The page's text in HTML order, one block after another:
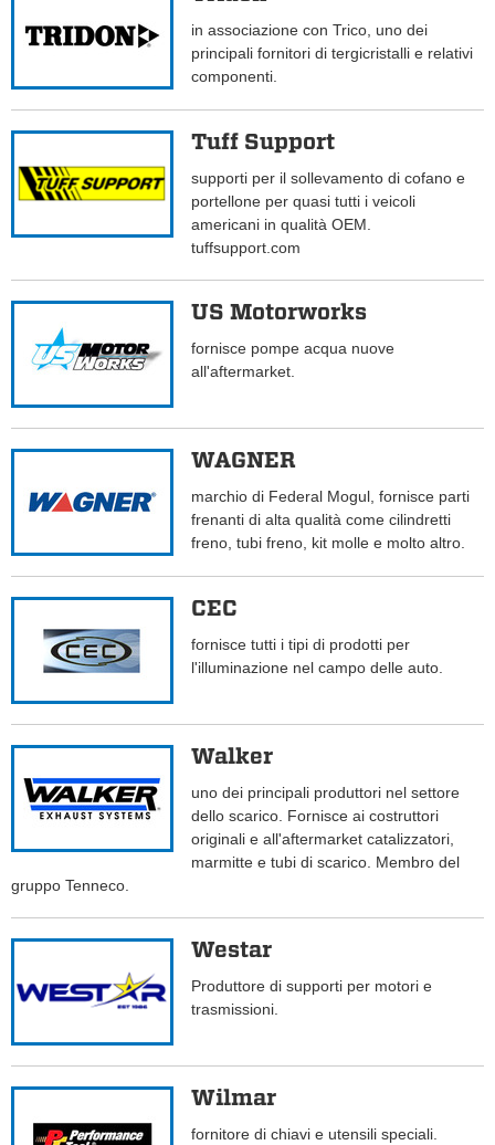
in associazione con Trico, uno dei
principali fornitori di tergicristalli e relativi
componenti.
Tuff Support
supporti per il sollevamento di cofano e
portellone per quasi tutti i veicoli
americani in qualità OEM.
tuffsupport.com
US Motorworks
fornisce pompe acqua nuove
all'aftermarket.
WAGNER
marchio di Federal Mogul, fornisce parti
frenanti di alta qualità come cilindretti
freno, tubi freno, kit molle e molto altro.
CEC
fornisce tutti i tipi di prodotti per
l'illuminazione nel campo delle auto.
Walker
uno dei principali produttori nel settore
dello scarico. Fornisce ai costruttori
originali e all'aftermarket catalizzatori,
marmitte e tubi di scarico. Membro del
gruppo Tenneco.
Westar
Produttore di supporti per motori e
trasmissioni.
Wilmar
fornitore di chiavi e utensili speciali.